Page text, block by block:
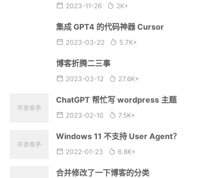
2023-11-26 2K+
集成 GPT4 的代码神器 Cursor
2023-03-22 5.7K+
博客折腾二三事
2023-03-12 27.6K+
ChatGPT 帮忙写 wordpress 主题
2023-02-10 7.5K+
Windows 11 不支持 User Agent？
2022-01-23 6.8K+
合并修改了一下博客的分类